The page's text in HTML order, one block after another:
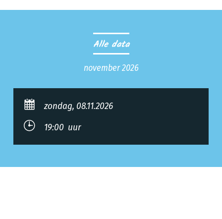
Alle data
november 2026
zondag, 08.11.2026
19:00 uur